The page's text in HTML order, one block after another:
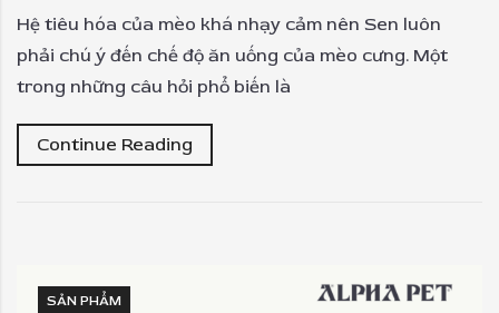
Hệ tiêu hóa của mèo khá nhạy cảm nên Sen luôn
phải chú ý đến chế độ ăn uống của mèo cưng. Một
trong những câu hỏi phổ biến là
Continue Reading
SẢN PHẨM